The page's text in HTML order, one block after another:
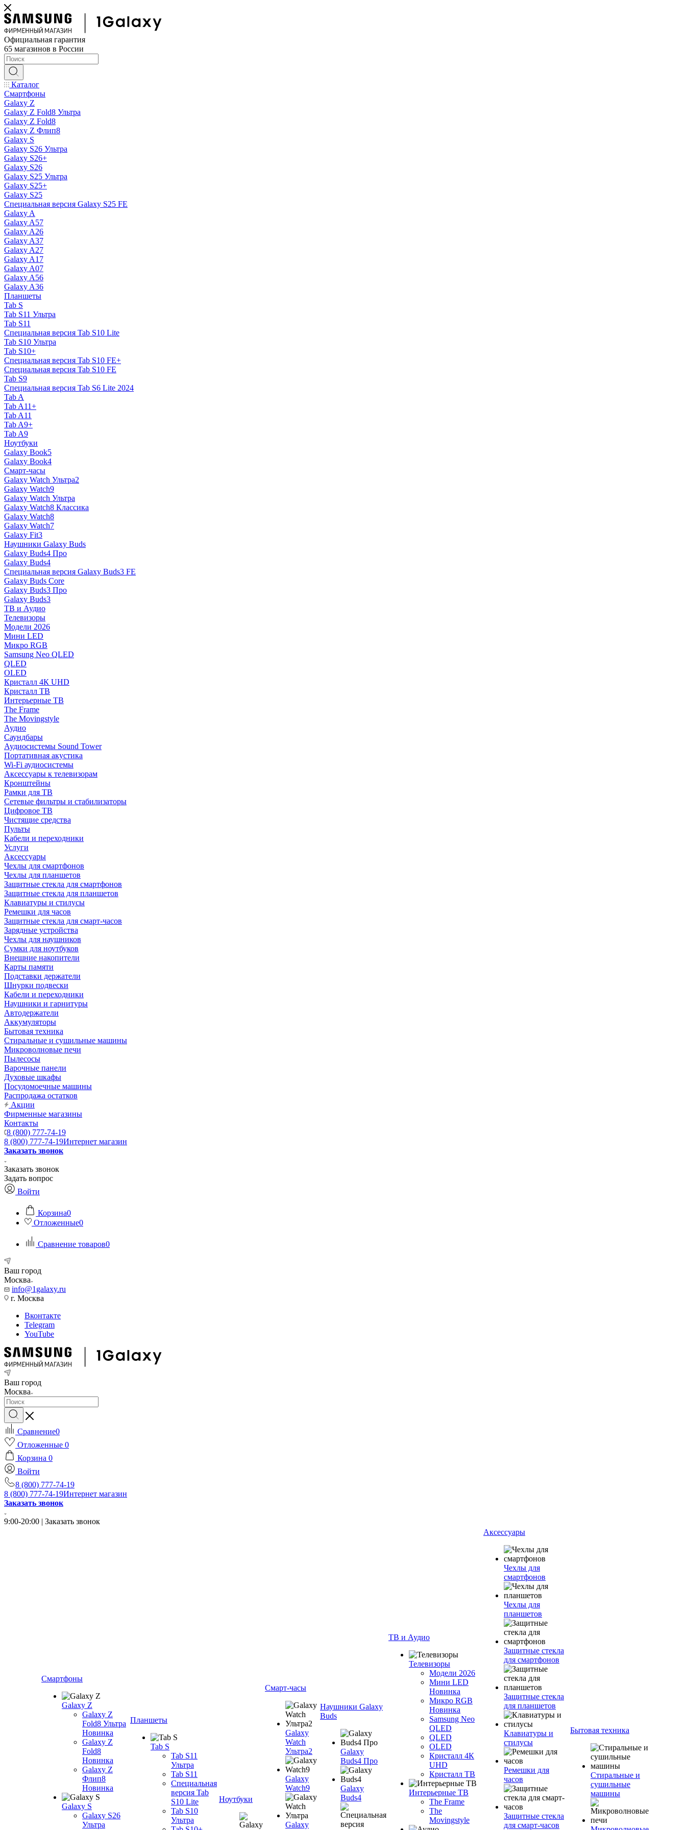
Официальная гарантия
65 магазинов в России
Каталог
Смартфоны
Galaxy Z
Galaxy Z Fold8 Ультра
Galaxy Z Fold8
Galaxy Z Флип8
Galaxy S
Galaxy S26 Ультра
Galaxy S26+
Galaxy S26
Galaxy S25 Ультра
Galaxy S25+
Galaxy S25
Специальная версия Galaxy S25 FE
Galaxy A
Galaxy A57
Galaxy A26
Galaxy A37
Galaxy A27
Galaxy A17
Galaxy A07
Galaxy A56
Galaxy A36
Планшеты
Tab S
Tab S11 Ультра
Tab S11
Специальная версия Tab S10 Lite
Tab S10 Ультра
Tab S10+
Специальная версия Tab S10 FE+
Специальная версия Tab S10 FE
Tab S9
Специальная версия Tab S6 Lite 2024
Tab A
Tab A11+
Tab A11
Tab A9+
Tab A9
Ноутбуки
Galaxy Book5
Galaxy Book4
Смарт-часы
Galaxy Watch Ультра2
Galaxy Watch9
Galaxy Watch Ультра
Galaxy Watch8 Классика
Galaxy Watch8
Galaxy Watch7
Galaxy Fit3
Наушники Galaxy Buds
Galaxy Buds4 Про
Galaxy Buds4
Специальная версия Galaxy Buds3 FE
Galaxy Buds Core
Galaxy Buds3 Про
Galaxy Buds3
ТВ и Аудио
Телевизоры
Модели 2026
Мини LED
Микро RGB
Samsung Neo QLED
QLED
OLED
Кристалл 4К UHD
Кристалл ТВ
Интерьерные ТВ
The Frame
The Movingstyle
Аудио
Саундбары
Аудиосистемы Sound Tower
Портативная акустика
Wi-Fi аудиосистемы
Аксессуары к телевизорам
Кронштейны
Рамки для ТВ
Сетевые фильтры и стабилизаторы
Цифровое ТВ
Чистящие средства
Пульты
Кабели и переходники
Услуги
Аксессуары
Чехлы для смартфонов
Чехлы для планшетов
Защитные стекла для смартфонов
Защитные стекла для планшетов
Клавиатуры и стилусы
Ремешки для часов
Защитные стекла для смарт-часов
Зарядные устройства
Чехлы для наушников
Сумки для ноутбуков
Внешние накопители
Карты памяти
Подставки держатели
Шнурки подвески
Кабели и переходники
Наушники и гарнитуры
Автодержатели
Аккумуляторы
Бытовая техника
Стиральные и сушильные машины
Микроволновые печи
Пылесосы
Варочные панели
Духовые шкафы
Посудомоечные машины
Распродажа остатков
Акции
Фирменные магазины
Контакты
8 (800) 777-74-19
8 (800) 777-74-19Интернет магазин
Заказать звонок
Заказать звонок
Задать вопрос
Войти
Корзина0
Отложенные0
Сравнение товаров0
Ваш город
Москва
info@1galaxy.ru
г. Москва
Вконтакте
Telegram
YouTube
Ваш город
Москва
Сравнение0
Отложенные 0
Корзина 0
Войти
8 (800) 777-74-19
8 (800) 777-74-19Интернет магазин
Заказать звонок
9:00-20:00 | Заказать звонок
Смартфоны
Galaxy Z
Galaxy Z
Fold8 Ультра
Новинка
Galaxy Z
Fold8
Новинка
Galaxy Z
Флип8
Новинка
Galaxy S
Galaxy S26
Ультра
Планшеты
Tab S
Tab S11
Ультра
Tab S11
Специальная
версия Tab
S10 Lite
Tab S10
Ультра
Ноутбуки
Смарт-часы
Galaxy
Watch
Ультра2
Galaxy
Watch9
Galaxy
Наушники Galaxy
Buds
Galaxy
Buds4 Про
Galaxy
Buds4
ТВ и Аудио
Телевизоры
Модели 2026
Мини LED
Новинка
Микро RGB
Новинка
Samsung Neo
QLED
QLED
OLED
Кристалл 4К
UHD
Кристалл ТВ
Интерьерные ТВ
The Frame
The
Movingstyle
Аксессуары
Чехлы для
смартфонов
Чехлы для
планшетов
Защитные стекла
для смартфонов
Защитные стекла
для планшетов
Клавиатуры и
стилусы
Ремешки для
часов
Защитные стекла
для смарт-часов
Бытовая техника
Стиральные и
сушильные
машины